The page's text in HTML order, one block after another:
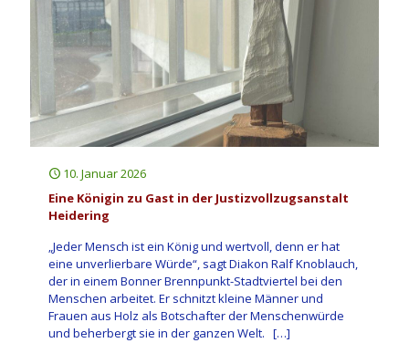
10. Januar 2026
Eine Königin zu Gast in der Justizvollzugsanstalt
Heidering
„Jeder Mensch ist ein König und wertvoll, denn er hat
eine unverlierbare Würde“, sagt Diakon Ralf Knoblauch,
der in einem Bonner Brennpunkt-Stadtviertel bei den
Menschen arbeitet. Er schnitzt kleine Männer und
Frauen aus Holz als Botschafter der Menschenwürde
und beherbergt sie in der ganzen Welt. […]